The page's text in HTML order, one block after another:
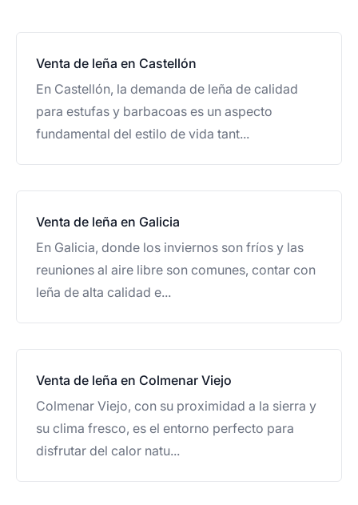
Venta de leña en Castellón
En Castellón, la demanda de leña de calidad
para estufas y barbacoas es un aspecto
fundamental del estilo de vida tant...
Venta de leña en Galicia
En Galicia, donde los inviernos son fríos y las
reuniones al aire libre son comunes, contar con
leña de alta calidad e...
Venta de leña en Colmenar Viejo
Colmenar Viejo, con su proximidad a la sierra y
su clima fresco, es el entorno perfecto para
disfrutar del calor natu...